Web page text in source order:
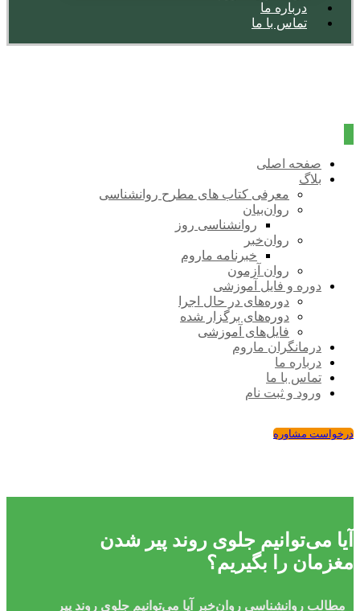
درباره ما
تماس با ما
صفحه اصلی
بلاگ
معرفی کتاب های مطرح روانشناسی
روان‌بیان
روانشناسی روز
روان‌خبر
خبرنامه ماروم
روان آزمون
دوره و فایل آموزشی
دوره‌های در حال اجرا
دوره‌های برگزار شده
فایل‌های آموزشی
درمانگران ماروم
درباره ما
تماس با ما
ورود و ثبت نام
درخواست مشاوره
آیا می‌توانیم جلوی روند پیر شدن
مغزمان را بگیریم؟
مطالب روانشناسی روان‌خبر
آیا می‌توانیم جلوی روند پیر